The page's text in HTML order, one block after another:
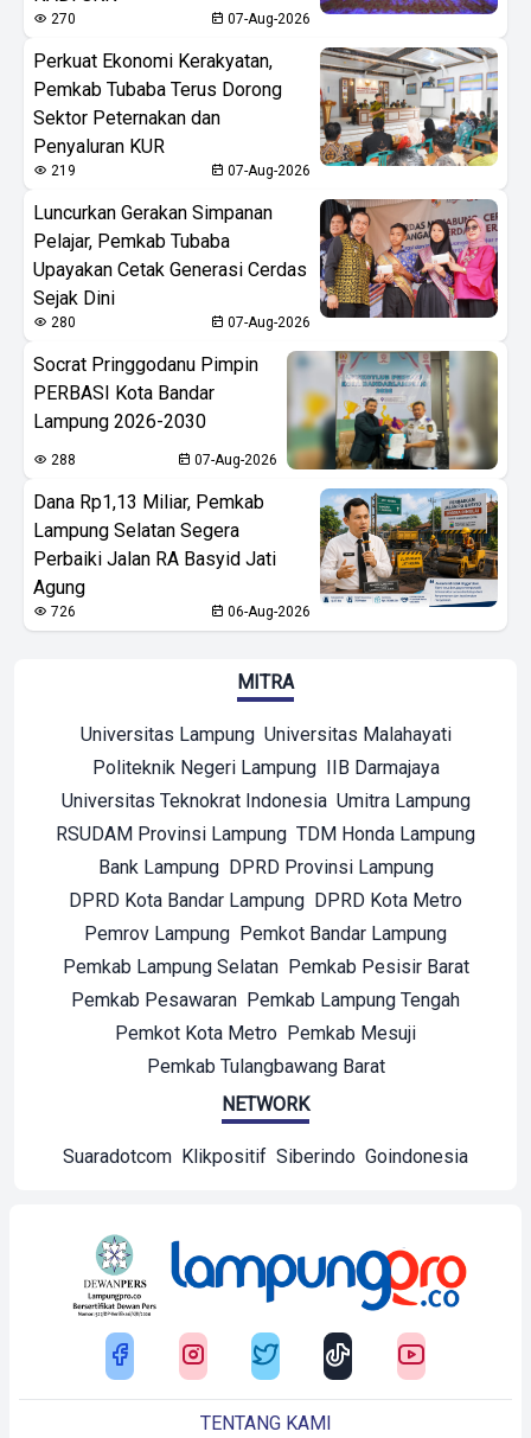
270 07-Aug-2026
Perkuat Ekonomi Kerakyatan,
Pemkab Tubaba Terus Dorong
Sektor Peternakan dan
Penyaluran KUR
219 07-Aug-2026
Luncurkan Gerakan Simpanan
Pelajar, Pemkab Tubaba
Upayakan Cetak Generasi Cerdas
Sejak Dini
280 07-Aug-2026
Socrat Pringgodanu Pimpin
PERBASI Kota Bandar
Lampung 2026-2030
288 07-Aug-2026
Dana Rp1,13 Miliar, Pemkab
Lampung Selatan Segera
Perbaiki Jalan RA Basyid Jati
Agung
726 06-Aug-2026
MITRA
Universitas Lampung Universitas Malahayati
Politeknik Negeri Lampung IIB Darmajaya
Universitas Teknokrat Indonesia Umitra Lampung
RSUDAM Provinsi Lampung TDM Honda Lampung
Bank Lampung DPRD Provinsi Lampung
DPRD Kota Bandar Lampung DPRD Kota Metro
Pemrov Lampung Pemkot Bandar Lampung
Pemkab Lampung Selatan Pemkab Pesisir Barat
Pemkab Pesawaran Pemkab Lampung Tengah
Pemkot Kota Metro Pemkab Mesuji
Pemkab Tulangbawang Barat
NETWORK
Suaradotcom Klikpositif Siberindo Goindonesia
TENTANG KAMI